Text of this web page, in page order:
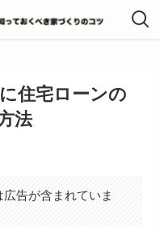
住宅ローンの
法
広告が含まれていま